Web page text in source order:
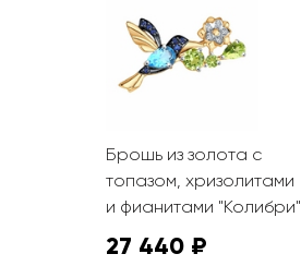
Брошь из золота с
топазом, хризолитами
и фианитами "Колибри"
27 440 ₽